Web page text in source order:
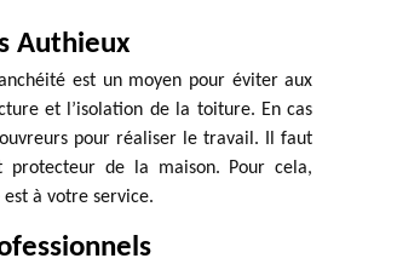
Authieux
est un moyen pour éviter aux
et l’isolation de la toiture. En cas
pour réaliser le travail. Il faut
de la maison. Pour cela,
à votre service.